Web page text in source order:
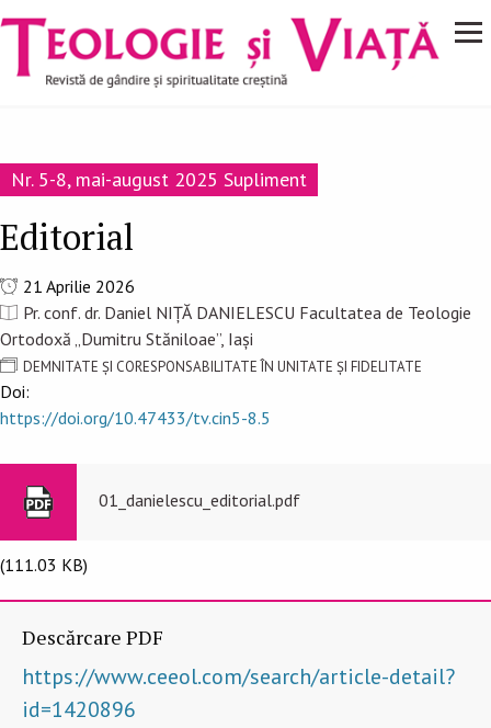
Mergi la conţinutul principal
Navigare
principală
Nr. 5-8, mai-august 2025 Supliment
Editorial
21 Aprilie 2026
Pr. conf. dr. Daniel NIȚĂ DANIELESCU Facultatea de Teologie
Ortodoxă „Dumitru Stăniloae”, Iași
DEMNITATE ȘI CORESPONSABILITATE ÎN UNITATE ȘI FIDELITATE
Doi:
https://doi.org/10.47433/tv.cin5-8.5
01_danielescu_editorial.pdf
(111.03 KB)
Descărcare PDF
https://www.ceeol.com/search/article-detail?
id=1420896